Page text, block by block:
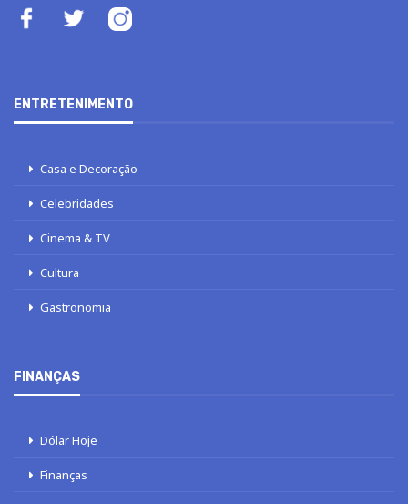
ENTRETENIMENTO
Casa e Decoração
Celebridades
Cinema & TV
Cultura
Gastronomia
FINANÇAS
Dólar Hoje
Finanças